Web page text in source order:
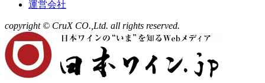
運営会社
copyright © CruX CO.,Ltd. all rights reserved.